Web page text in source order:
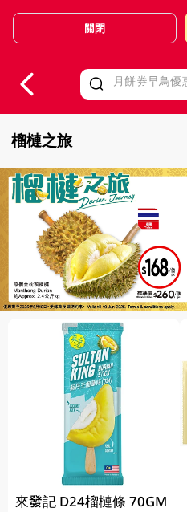
Valid Until 30 June 2026
關閉
榴槤之旅
來發記 D24榴槤條 70GM